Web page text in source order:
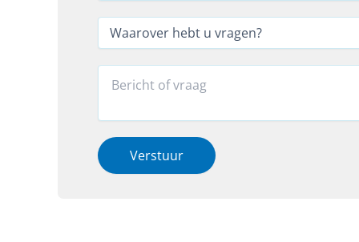
*e
o
*
b
r
i
a
a
m
W
r
e
h
e
R
c
i
e
Verstuur